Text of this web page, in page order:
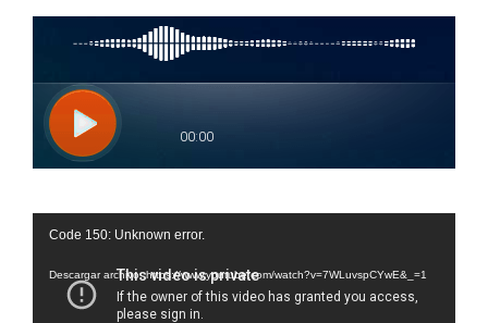
Reproductor
vídeo
Code 150: Unknown error.
Descargar archivo: https://www.youtube.com/watch?v=7WLuvspCYwE&_=1